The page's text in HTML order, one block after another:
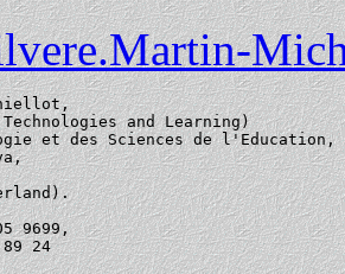
Technologies and Learning)
et des Sciences de l'Education,
9699,